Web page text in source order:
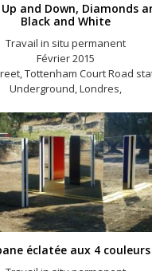
and Down, Diamonds
Black and White
Travail in situ permanent
Février 2015
Tottenham Court Road
Underground, Londres,
éclatée aux 4 couleurs